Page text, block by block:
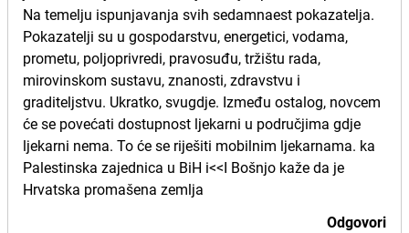
Na temelju ispunjavanja svih sedamnaest pokazatelja.
Pokazatelji su u gospodarstvu, energetici, vodama,
prometu, poljoprivredi, pravosuđu, tržištu rada,
mirovinskom sustavu, znanosti, zdravstvu i
graditeljstvu. Ukratko, svugdje. Između ostalog, novcem
će se povećati dostupnost ljekarni u područjima gdje
ljekarni nema. To će se riješiti mobilnim ljekarnama. ka
Palestinska zajednica u BiH i<<I Bošnjo kaže da je
Hrvatska promašena zemlja
Odgovori